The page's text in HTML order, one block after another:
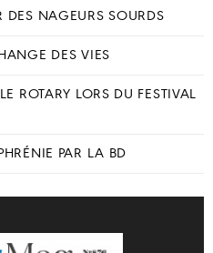
DES NAGEURS SOURDS
DES VIES
ROTARY LORS DU FESTIVAL
PAR LA BD